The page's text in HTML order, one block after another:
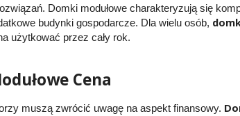
Domki modułowe charakteryzują się
budynki gospodarcze. Dla wielu osób,
użytkować przez cały rok.
Cena
muszą zwrócić uwagę na aspekt finansowy.